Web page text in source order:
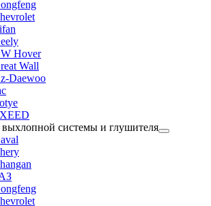
Hover
Wall
Daewoo
системы и глушителя